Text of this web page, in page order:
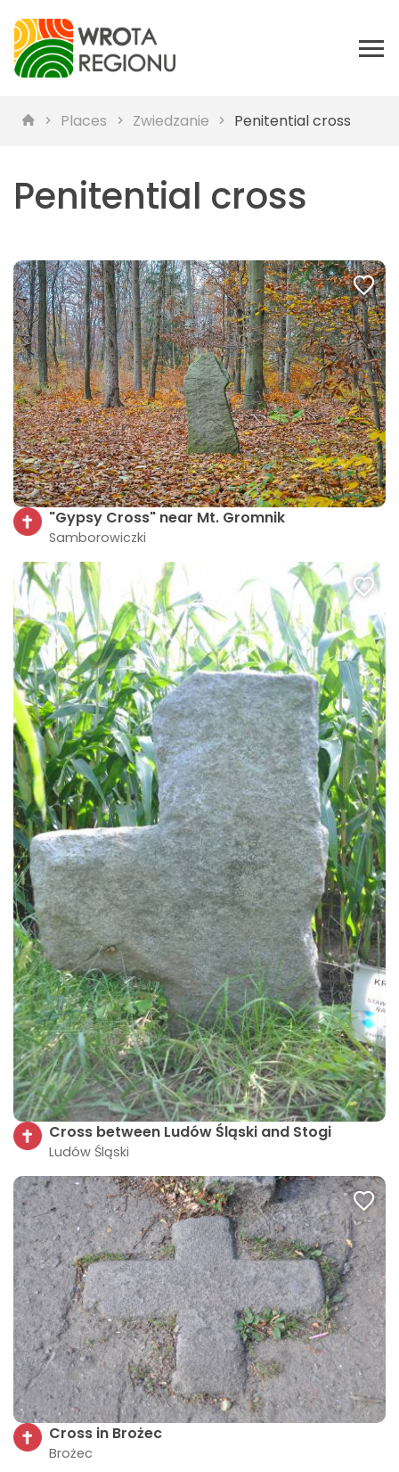
Places Zwiedzanie Penitential cross
Penitential cross
"Gypsy Cross" near Mt. Gromnik
Samborowiczki
Cross between Ludów Śląski and Stogi
Ludów Śląski
Cross in Brożec
Brożec